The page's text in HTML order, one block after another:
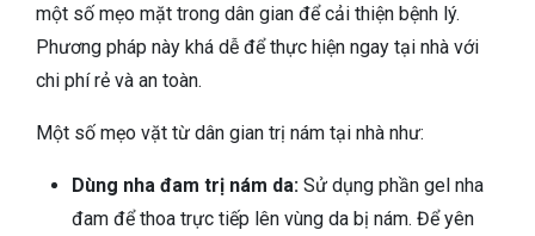
một số mẹo mặt trong dân gian để cải thiện bệnh lý.
Phương pháp này khá dễ để thực hiện ngay tại nhà với
chi phí rẻ và an toàn.
Một số mẹo vặt từ dân gian trị nám tại nhà như:
Dùng nha đam trị nám da: Sử dụng phần gel nha
đam để thoa trực tiếp lên vùng da bị nám. Để yên